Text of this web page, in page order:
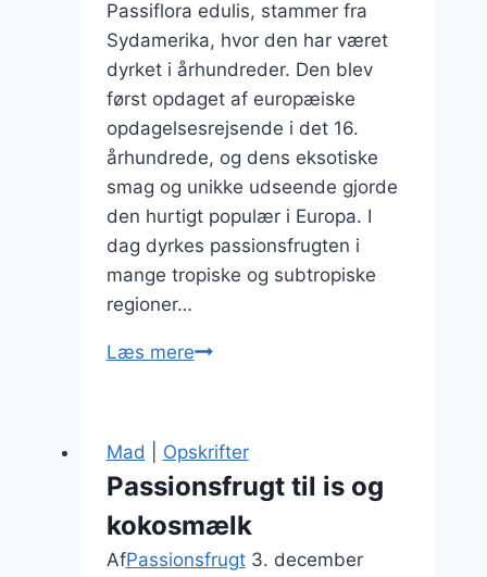
Passiflora edulis, stammer fra
Sydamerika, hvor den har været
dyrket i århundreder. Den blev
først opdaget af europæiske
opdagelsesrejsende i det 16.
århundrede, og dens eksotiske
smag og unikke udseende gjorde
den hurtigt populær i Europa. I
dag dyrkes passionsfrugten i
mange tropiske og subtropiske
regioner…
Læs merePassionsfrugt
der
gæsterne
Mad Opskrifter
Passionsfrugt til is og
kokosmælk
AfPassionsfrugt 3. december